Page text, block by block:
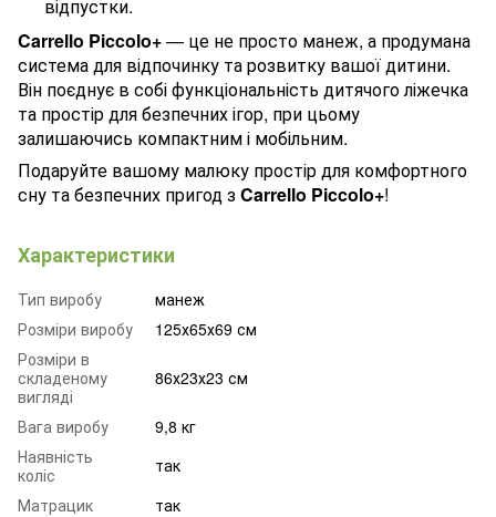
відпустки.
Carrello Piccolo+— це не просто манеж, а продумана
система для відпочинку та розвитку вашої дитини.
Він поєднує в собі функціональність дитячого ліжечка
та простір для безпечних ігор, при цьому
залишаючись компактним і мобільним.
Подаруйте вашому малюку простір для комфортного
сну та безпечних пригод з Carrello Piccolo+!
Характеристики
Тип виробу
манеж
Розміри виробу
125х65х69 см
Розміри в
складеному
вигляді
86х23х23 см
Вага виробу
9,8 кг
Наявність
коліс
так
Матрацик
так